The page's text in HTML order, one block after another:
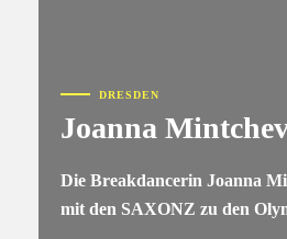
DRESDEN
Joanna
Die Breakdancerin Joanna
mit den SAXONZ zu den